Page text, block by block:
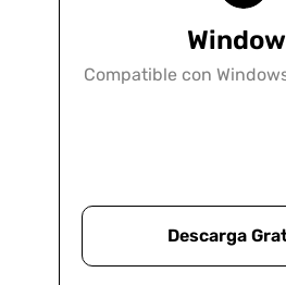
productividad o
Compatible con
Descarga